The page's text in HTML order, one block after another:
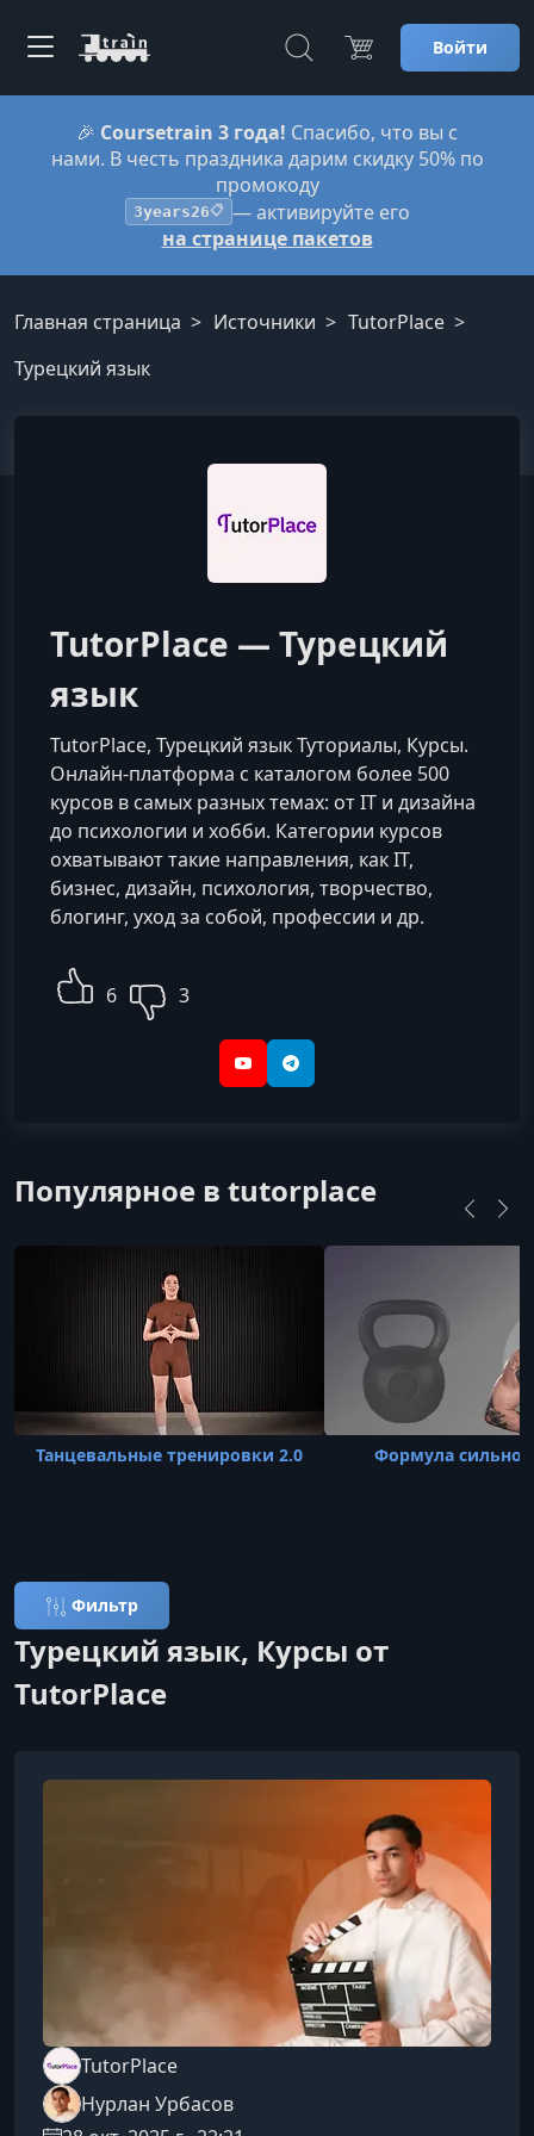
Войти
🎉 Coursetrain 3 года! Спасибо, что вы с
нами. В честь праздника дарим скидку 50% по
промокоду
3years26📋 — активируйте его
на странице пакетов
Главная страница Источники
TutorPlace
Турецкий язык
TutorPlace — Турецкий
язык
TutorPlace, Турецкий язык Туториалы, Курсы.
Онлайн-платформа с каталогом более 500
курсов в самых разных темах: от IT и дизайна
до психологии и хобби. Категории курсов
охватывают такие направления, как IT,
бизнес, дизайн, психология, творчество,
блогинг, уход за собой, профессии и др.
6 3
YouTubeTelegram
Популярное в tutorplace
Танцевальные тренировки 2.0 Формула
Фильтр
Турецкий язык, Курсы от
TutorPlace
TutorPlace
Нурлан Урбасов